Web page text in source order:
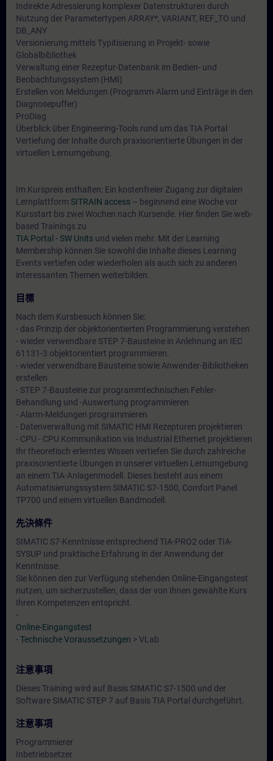
Indirekte Adressierung komplexer Datenstrukturen durch
Nutzung der Parametertypen ARRAY*, VARIANT, REF_TO und
DB_ANY
Versionierung mittels Typitisierung in Projekt- sowie
Globalbibliothek
Verwaltung einer Rezeptur-Datenbank im Bedien- und
Beobachtungssystem (HMI)
Erstellen von Meldungen (Programm-Alarm und Einträge in den
Diagnosepuffer)
ProDiag
Überblick über Engineering-Tools rund um das TIA Portal
Vertiefung der Inhalte durch praxisorientierte Übungen in der
virtuellen Lernumgebung.
Im Kurspreis enthalten: Ein kostenfreier Zugang zur digitalen
Lernplattform SITRAIN access – beginnend eine Woche vor
Kursstart bis zwei Wochen nach Kursende. Hier finden Sie web-
based Trainings zu
TIA Portal - SW Units und vielen mehr. Mit der Learning
Membership können Sie sowohl die Inhalte dieses Learning
Events vertiefen oder wiederholen als auch sich zu anderen
interessanten Themen weiterbilden.
目標
Nach dem Kursbesuch können Sie:
- das Prinzip der objektorientierten Programmierung verstehen
- wieder verwendbare STEP 7-Bausteine in Anlehnung an IEC
61131-3 objektorientiert programmieren.
- wieder verwendbare Bausteine sowie Anwender-Bibliotheken
erstellen
- STEP 7-Bausteine zur programmtechnischen Fehler-
Behandlung und -Auswertung programmieren
- Alarm-Meldungen programmieren
- Datenverwaltung mit SIMATIC HMI Rezepturen projektieren
- CPU - CPU Kommunikation via Industrial Ethernet projektieren
Ihr theoretisch erlerntes Wissen vertiefen Sie durch zahlreiche
praxisorientierte Übungen in unserer virtuellen Lernumgebung
an einem TIA-Anlagenmodell. Dieses besteht aus einem
Automatisierungssystem SIMATIC S7-1500, Comfort Panel
TP700 und einem virtuellen Bandmodell.
先決條件
SIMATIC S7-Kenntnisse entsprechend TIA-PRO2 oder TIA-
SYSUP und praktische Erfahrung in der Anwendung der
Kenntnisse.
Sie können den zur Verfügung stehenden Online-Eingangstest
nutzen, um sicherzustellen, dass der von Ihnen gewählte Kurs
Ihren Kompetenzen entspricht.
-
Online-Eingangstest
-Technische Voraussetzungen > VLab
注意事項
Dieses Training wird auf Basis SIMATIC S7-1500 und der
Software SIMATIC STEP 7 auf Basis TIA Portal durchgeführt.
注意事項
Programmierer
Inbetriebsetzer